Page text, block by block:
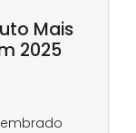
Mais
2025